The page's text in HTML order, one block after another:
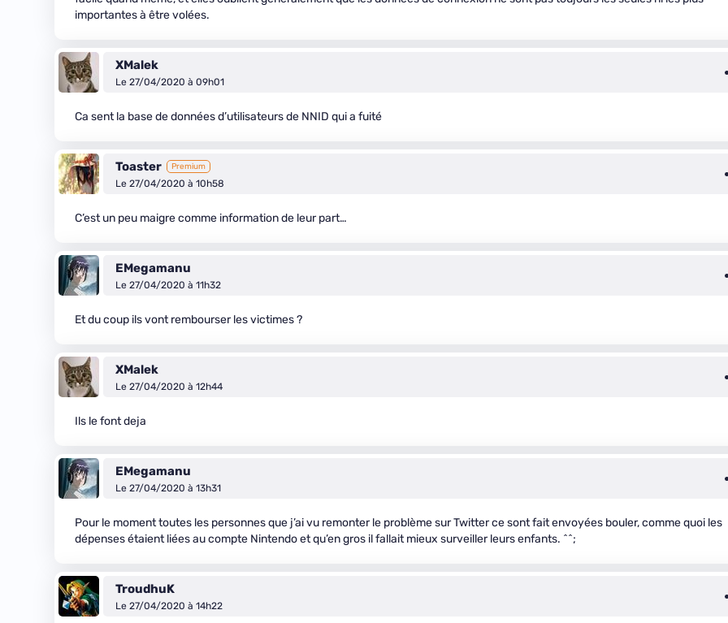
importantes à être volées.
XMalek
Le 27/04/2020 à 09h01
Ca sent la base de données d’utilisateurs de NNID qui a fuité
Toaster Premium
Le 27/04/2020 à 10h58
C’est un peu maigre comme information de leur part…
EMegamanu
Le 27/04/2020 à 11h32
Et du coup ils vont rembourser les victimes ?
XMalek
Le 27/04/2020 à 12h44
Ils le font deja
EMegamanu
Le 27/04/2020 à 13h31
Pour le moment toutes les personnes que j’ai vu remonter le problème sur Twitter ce sont fait envoyées bouler, comme quoi les
dépenses étaient liées au compte Nintendo et qu’en gros il fallait mieux surveiller leurs enfants. ^^;
TroudhuK
Le 27/04/2020 à 14h22